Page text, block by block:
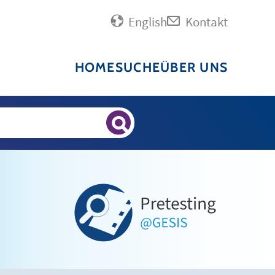
English Kontakt
HOMESUCHEÜBER UNS